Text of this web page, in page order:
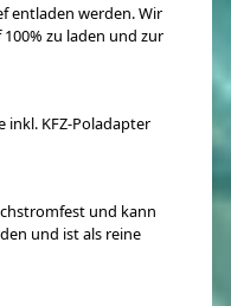
entladen werden. Wir
zu laden und zur
inkl. KFZ-Poladapter
und kann
und ist als reine